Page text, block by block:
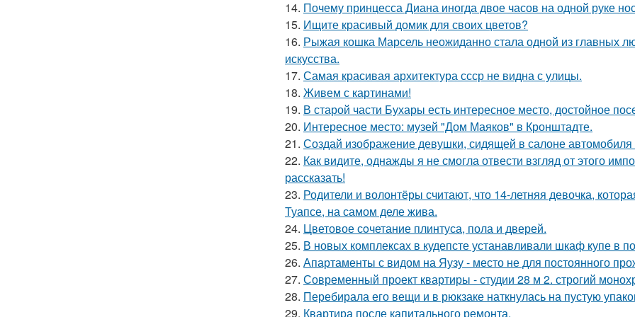
14. Почему принцесса Диана иногда двое часов на одной руке
15. Ищите красивый домик для своих цветов?
16. Рыжая кошка Марсель неожиданно стала одной из главных
искусства.
17. Самая красивая архитектура ссср не видна с улицы.
18. Живем с картинами!
19. В старой части Бухары есть интересное место, достойное
20. Интересное место: музей "Дом Маяков" в Кронштадте.
21. Создай изображение девушки, сидящей в салоне
22. Как видите, однажды я не смогла отвести взгляд от этого
рассказать!
23. Родители и волонтёры считают, что 14-летняя девочка,
Туапсе, на самом деле жива.
24. Цветовое сoчетание плинтуса, пола и дверей.
25. В новых комплексах в кудепсте устанавливали шкаф купе в
26. Апартаменты с видом на Яузу - место не для постоянного
27. Современный проект квартиры - студии 28 м 2. строгий
28. Перебирала его вещи и в рюкзаке наткнулась на пустую
29. Квартира после капитального ремонта.